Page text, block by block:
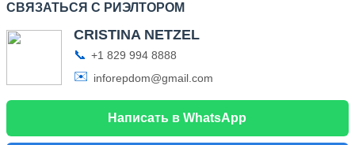
СВЯЗАТЬСЯ С РИЭЛТОРОМ
CRISTINA NETZEL
📞 +1 829 994 8888
✉️ inforepdom@gmail.com
Написать в WhatsApp